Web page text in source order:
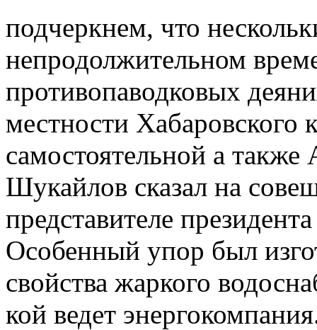
подчеркнем, что
непродолжительном
противопаводковых
местности Хабаровского
самостоятельной а
Шукайлов сказал на
представителе
Особенный упор был
свойства жаркого
кой ведет